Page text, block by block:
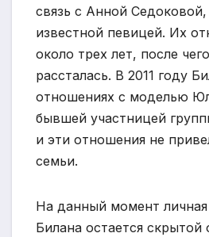
связь с Анной
известной певицей. Их
около трех лет, после
рассталась. В 2011 году
отношениях с моделью
бывшей участницей
и эти отношения не
семьи.
На данный момент
Билана остается скрытой